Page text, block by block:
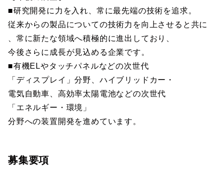
■研究開発に力を入れ、常に最先端の技術を追求。
従来からの製品についての技術力を向上させると共に
、常に新たな領域へ積極的に進出しており、
今後さらに成長が見込める企業です。
■有機ELやタッチパネルなどの次世代
「ディスプレイ」分野、ハイブリッドカー・
電気自動車、高効率太陽電池などの次世代
「エネルギー・環境」
分野への装置開発を進めています。
募集要項